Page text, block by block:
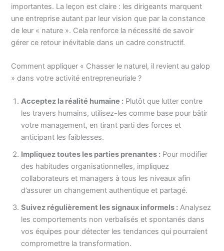
importantes. La leçon est claire : les dirigeants marquent
une entreprise autant par leur vision que par la constance
de leur « nature ». Cela renforce la nécessité de savoir
gérer ce retour inévitable dans un cadre constructif.
Comment appliquer « Chasser le naturel, il revient au galop
» dans votre activité entrepreneuriale ?
Acceptez la réalité humaine : Plutôt que lutter contre
les travers humains, utilisez-les comme base pour bâtir
votre management, en tirant parti des forces et
anticipant les faiblesses.
Impliquez toutes les parties prenantes : Pour modifier
des habitudes organisationnelles, impliquez
collaborateurs et managers à tous les niveaux afin
d’assurer un changement authentique et partagé.
Suivez régulièrement les signaux informels : Analysez
les comportements non verbalisés et spontanés dans
vos équipes pour détecter les tendances qui pourraient
compromettre la transformation.